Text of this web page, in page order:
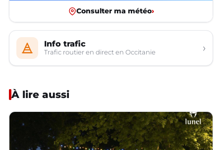
Consulter ma météo›
Info trafic
Trafic routier en direct en Occitanie ›
À lire aussi